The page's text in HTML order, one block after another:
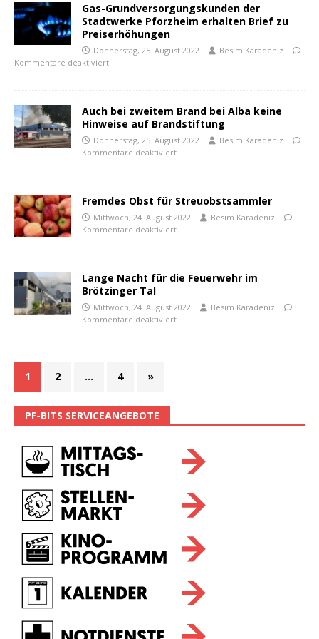
Gas-Grundversorgungskunden der
Stadtwerke Pforzheim erhalten Brief zu
Preiserhöhungen
Donnerstag, 25. August 2022
Besim Karadeniz
Kommentare deaktiviert
Auch bei zweitem Brand bei Alba keine
Hinweise auf Brandstiftung
Donnerstag, 25. August 2022
Besim Karadeniz
Kommentare deaktiviert
Fremdes Obst für Streuobstsammler
Mittwoch, 24. August 2022
Besim Karadeniz
Kommentare deaktiviert
Lange Nacht für die Feuerwehr im
Brötzinger Tal
Mittwoch, 24. August 2022
Besim Karadeniz
Kommentare deaktiviert
1 2 … 4 »
PF-BITS SERVICEANGEBOTE